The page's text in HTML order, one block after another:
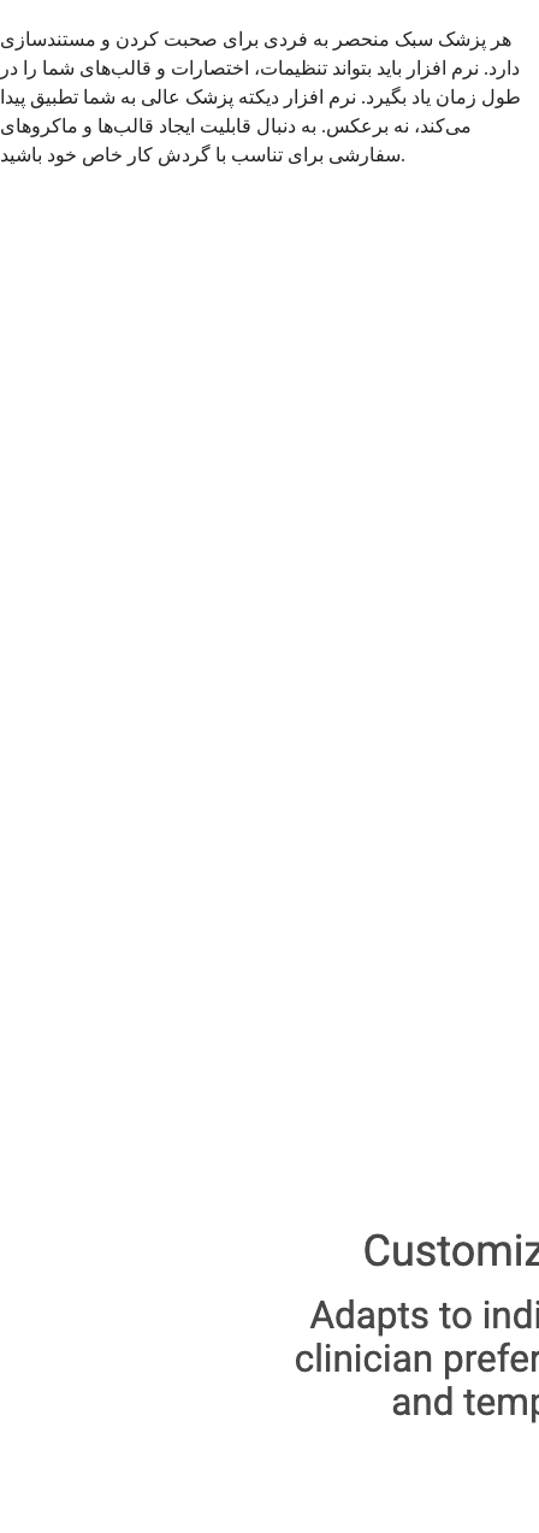
هر پزشک سبک منحصر به فردی برای صحبت کردن و مستندسازی
دارد. نرم افزار باید بتواند تنظیمات، اختصارات و قالب‌های شما را در
طول زمان یاد بگیرد. نرم افزار دیکته پزشک عالی به شما تطبیق پیدا
می‌کند، نه برعکس. به دنبال قابلیت ایجاد قالب‌ها و ماکروهای
سفارشی برای تناسب با گردش کار خاص خود باشید.